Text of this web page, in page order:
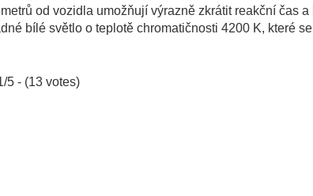
od vozidla umožňují výrazně zkrátit reakční čas
bílé světlo o teplotě chromatičnosti 4200 K, které
5 - (13 votes)